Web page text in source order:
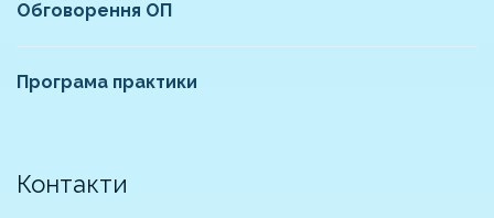
Обговорення ОП
Програма практики
Контакти